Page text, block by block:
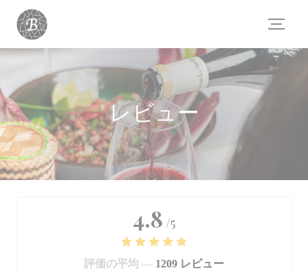
クッキー利用の管理について
レビュー
4.8 /5
評価の平均 — 1209 レビュー